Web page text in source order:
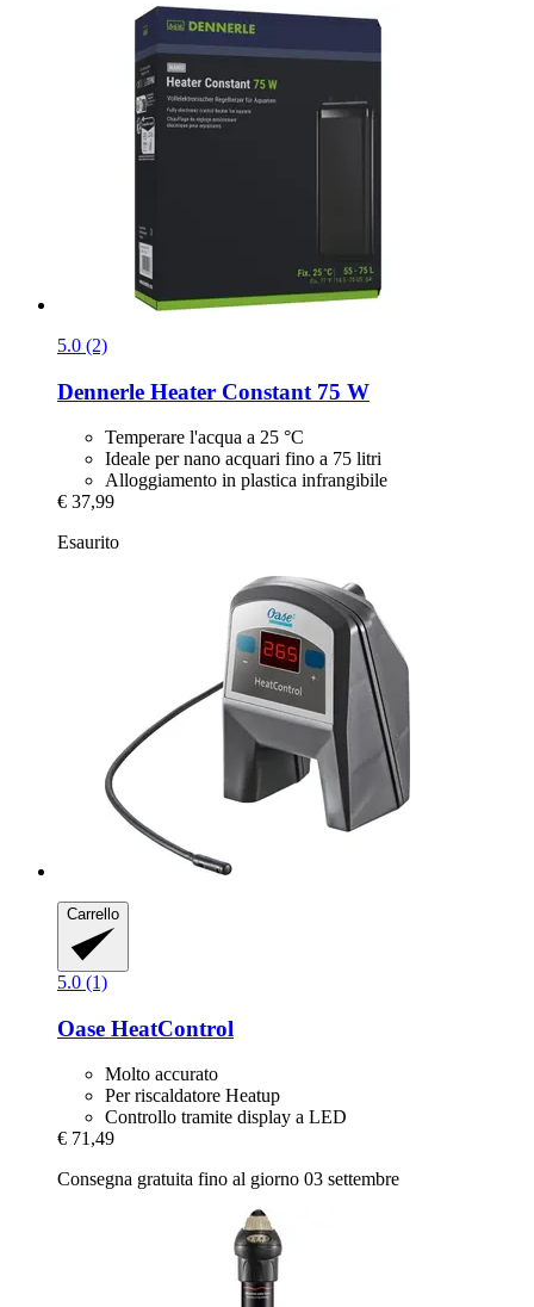
5.0 (2)
Dennerle Heater Constant 75 W
Temperare l'acqua a 25 °C
Ideale per nano acquari fino a 75 litri
Alloggiamento in plastica infrangibile
€ 37,99
Esaurito
Carrello
5.0 (1)
Oase HeatControl
Molto accurato
Per riscaldatore Heatup
Controllo tramite display a LED
€ 71,49
Consegna gratuita fino al giorno 03 settembre